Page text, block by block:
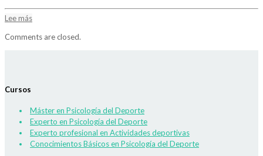
Lee más
Comments are closed.
Cursos
Máster en Psicología del Deporte
Experto en Psicología del Deporte
Experto profesional en Actividades deportivas
Conocimientos Básicos en Psicología del Deporte